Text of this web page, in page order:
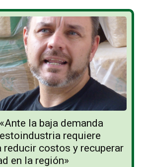
la baja demanda
requiere
reducir costos y recuperar
en la región»